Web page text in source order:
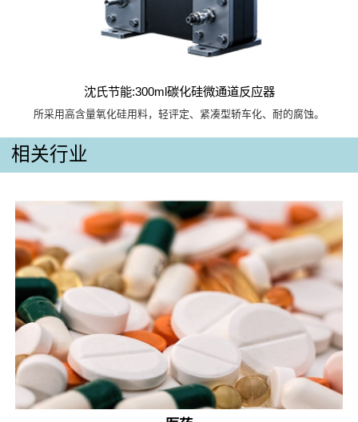
沈氏节能:300ml碳化硅微通道反应器
所采用高含量氧化硅用料，轻评定、紧凑型轿车化、耐的腐蚀。
相关行业